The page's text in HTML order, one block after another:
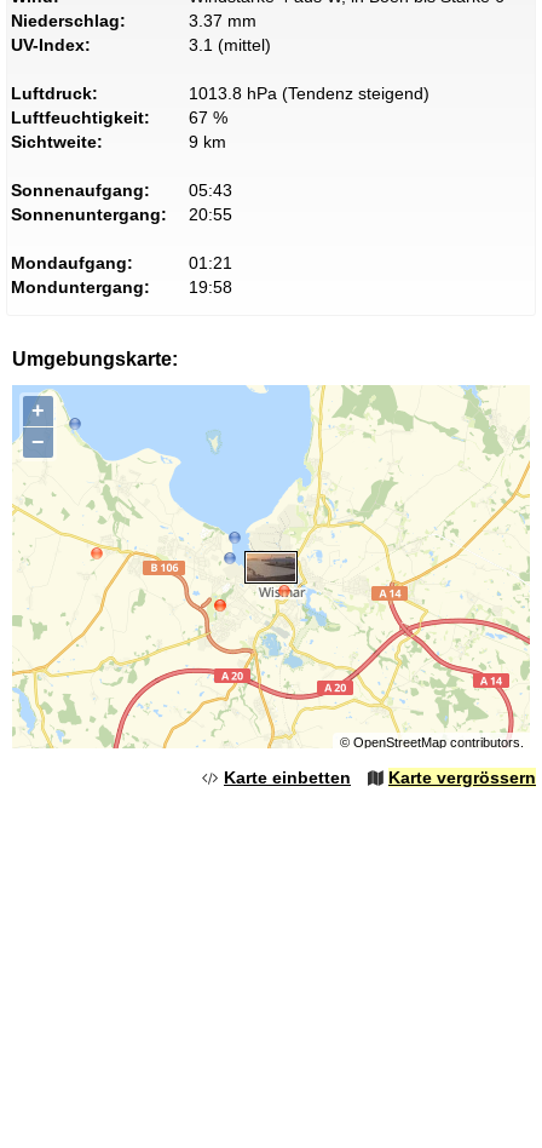
Niederschlag:
3.37 mm
UV-Index:
3.1 (mittel)
Luftdruck:
1013.8 hPa (Tendenz steigend)
Luftfeuchtigkeit:
67 %
Sichtweite:
9 km
Sonnenaufgang:
05:43
Sonnenuntergang:
20:55
Mondaufgang:
01:21
Monduntergang:
19:58
Umgebungskarte:
+
−
© OpenStreetMapcontributors.
Karte einbetten Karte vergrössern